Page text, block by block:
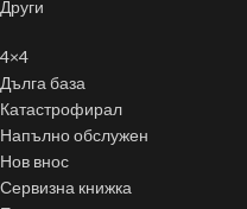
Други
4×4
Дълга база
Катастрофирал
Напълно обслужен
Нов внос
Сервизна книжка